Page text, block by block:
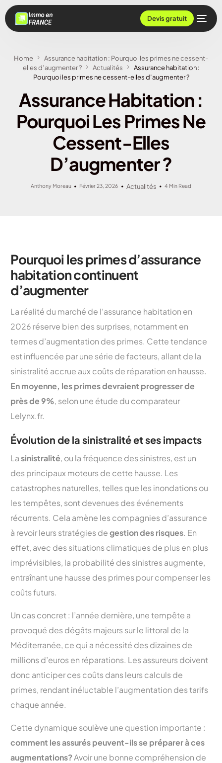
Devis gratuit
Home
Assurance habitation : Pourquoi les primes ne cessent-
elles d’augmenter ?
Actualités
Assurance habitation :
Pourquoi les primes ne cessent-elles d’augmenter ?
Assurance Habitation :
Pourquoi Les Primes Ne
Cessent-Elles
D’augmenter ?
Anthony Moreau Février 23, 2026 Actualités 4 Min Read
Pourquoi les primes d’assurance
habitation continuent
d’augmenter
La réalité du marché de l’assurance habitation en
2026 réserve bien des surprises, notamment en
termes d’augmentation des primes. Cette tendance
est influencée par une série de facteurs, allant de la
sinistralité accrue aux coûts de réparation en hausse.
En moyenne, les primes devraient progresser de
près de 9%, selon une étude du comparateur
Lelynx.fr.
Évolution de la sinistralité et ses impacts
Lasinistralité, ou la fréquence des sinistres, est un
des principaux moteurs de cette hausse. Les
catastrophes naturelles, telles que les inondations ou
les tempêtes, sont devenues des événements
récurrents. Cela amène les compagnies d’assurance
à revoir leurs stratégies degestion des risques. En
effet, avec des situations climatiques de plus en plus
imprévisibles, la probabilité des sinistres augmente,
entraînant une hausse des primes pour compenser les
coûts futurs.
Un cas concret : l’année dernière, une tempête a
provoqué des dégâts majeurs sur le littoral de la
Méditerranée, ce qui a nécessité des dizaines de
millions d’euros en réparations. Les assureurs doivent
donc anticiper ces coûts dans leurs calculs de
primes, rendant inéluctable l’augmentation des tarifs
chaque année.
Cette dynamique soulève une question importante :
comment les assurés peuvent-ils se préparer à ces
augmentations?Avoir une bonne compréhension de